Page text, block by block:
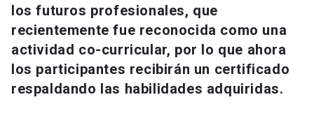
Personal
Alumni
Padres y familia
Correo UC launch
Mi Portal UC launch
Medios Biblioteca launch
los futuros profesionales, que
recientemente fue reconocida como una
actividad co-curricular, por lo que ahora
los participantes recibirán un certificado
respaldando las habilidades adquiridas.